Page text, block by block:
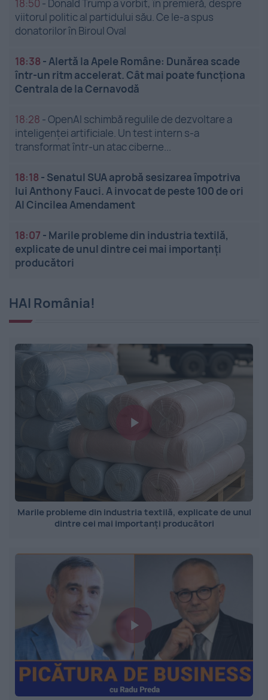
18:50 - Donald Trump a vorbit, în premieră, despre
viitorul politic al partidului său. Ce le-a spus
donatorilor în Biroul Oval
18:38 -Alertă la Apele Române: Dunărea scade
într-un ritm accelerat. Cât mai poate funcționa
Centrala de la Cernavodă
18:28 -OpenAI schimbă regulile de dezvoltare a
inteligenței artificiale. Un test intern s-a
transformat într-un atac ciberne...
18:18 - Senatul SUA aprobă sesizarea împotriva
lui Anthony Fauci. A invocat de peste 100 de ori
Al Cincilea Amendament
18:07 - Marile probleme din industria textilă,
explicate de unul dintre cei mai importanți
producători
HAI România!
Marile probleme din industria textilă, explicate de unul
dintre cei mai importanți producători